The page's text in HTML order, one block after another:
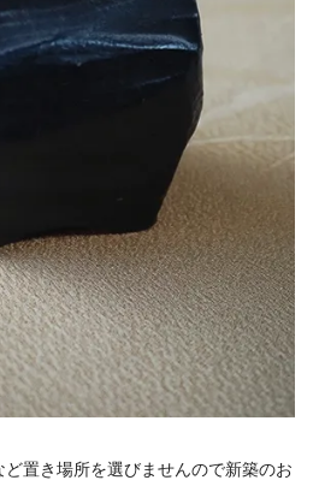
置き場所を選びませんので新築のお